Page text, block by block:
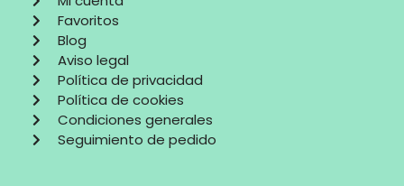
Favoritos
Blog
Aviso legal
Política de privacidad
Política de cookies
Condiciones generales
Seguimiento de pedido